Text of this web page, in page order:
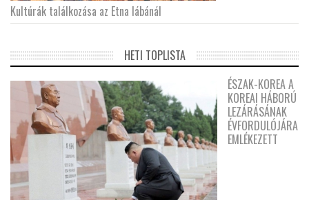
Kultúrák találkozása az Etna lábánál
HETI TOPLISTA
ÉSZAK-KOREA A
KOREAI HÁBORÚ
LEZÁRÁSÁNAK
ÉVFORDULÓJÁRA
EMLÉKEZETT